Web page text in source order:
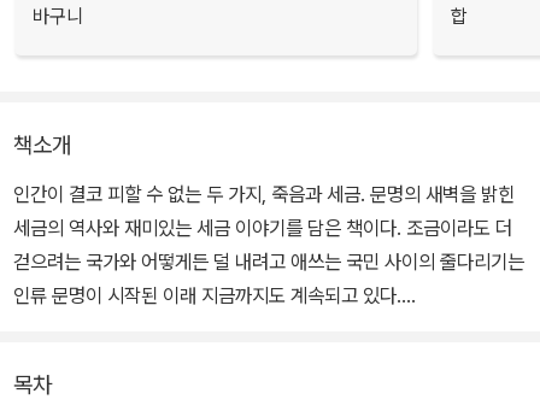
바구니
합
책소개
인간이 결코 피할 수 없는 두 가지, 죽음과 세금. 문명의 새벽을 밝힌
세금의 역사와 재미있는 세금 이야기를 담은 책이다. 조금이라도 더
걷으려는 국가와 어떻게든 덜 내려고 애쓰는 국민 사이의 줄다리기는
인류 문명이 시작된 이래 지금까지도 계속되고 있다.
전 세금의 시작점부터 복지국가의 초석이 된 오늘날에 이르기까지 세
목차